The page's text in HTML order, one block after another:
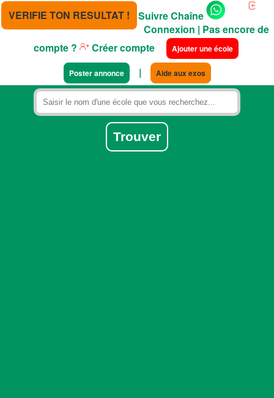
VERIFIE TON RESULTAT !
Suivre Chaîne
Connexion | Pas encore de
compte ?
Créer compte Ajouter une école
Poster annonce | Aide aux exos